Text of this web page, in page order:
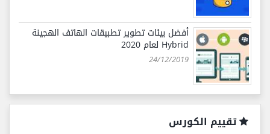
أفضل بيئات تطوير تطبيقات الهاتف الهجينة
Hybrid لعام 2020
24/12/2019
تقييم الكورس